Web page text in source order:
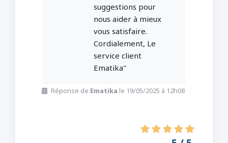
suggestions pour
nous aider à mieux
vous satisfaire.
Cordialement, Le
service client
Ematika''
Réponse de Ematika le 19/05/2025 à 12h08